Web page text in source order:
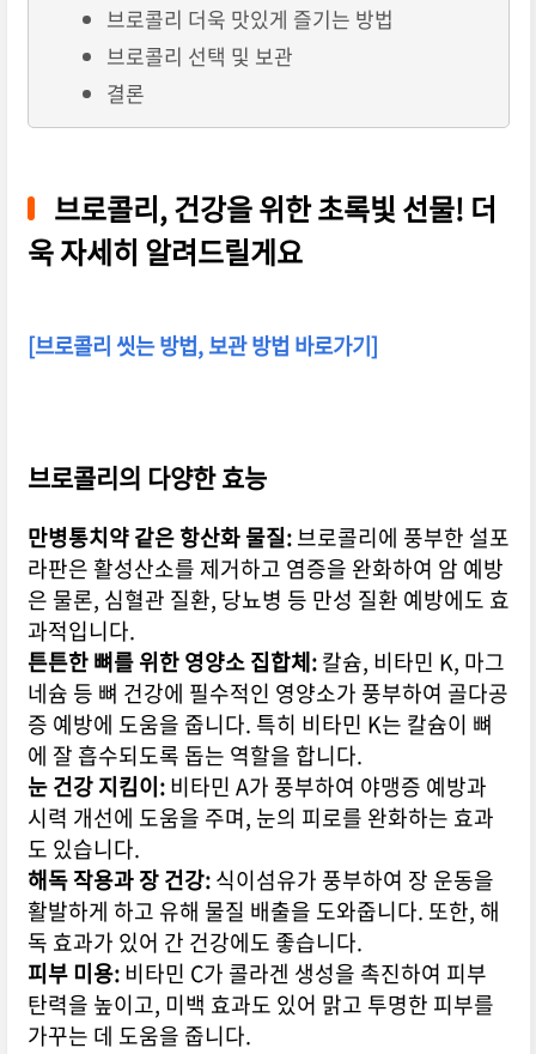
브로콜리 더욱 맛있게 즐기는 방법
브로콜리 선택 및 보관
결론
브로콜리, 건강을 위한 초록빛 선물! 더
욱 자세히 알려드릴게요
[브로콜리 씻는 방법, 보관 방법 바로가기]
브로콜리의 다양한 효능
만병통치약 같은 항산화 물질:브로콜리에 풍부한 설포
라판은 활성산소를 제거하고 염증을 완화하여 암 예방
은 물론, 심혈관 질환, 당뇨병 등 만성 질환 예방에도 효
과적입니다.
튼튼한 뼈를 위한 영양소 집합체:칼슘, 비타민 K, 마그
네슘 등 뼈 건강에 필수적인 영양소가 풍부하여 골다공
증 예방에 도움을 줍니다. 특히 비타민 K는 칼슘이 뼈
에 잘 흡수되도록 돕는 역할을 합니다.
눈 건강 지킴이:비타민 A가 풍부하여 야맹증 예방과
시력 개선에 도움을 주며, 눈의 피로를 완화하는 효과
도 있습니다.
해독 작용과 장 건강:식이섬유가 풍부하여 장 운동을
활발하게 하고 유해 물질 배출을 도와줍니다. 또한, 해
독 효과가 있어 간 건강에도 좋습니다.
피부 미용:비타민 C가 콜라겐 생성을 촉진하여 피부
탄력을 높이고, 미백 효과도 있어 맑고 투명한 피부를
가꾸는 데 도움을 줍니다.